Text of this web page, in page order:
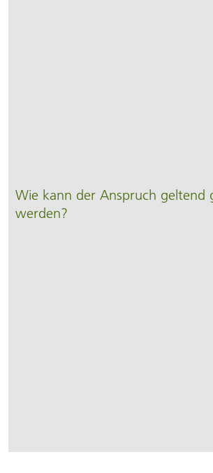
Wie kann der Anspruch geltend
werden?